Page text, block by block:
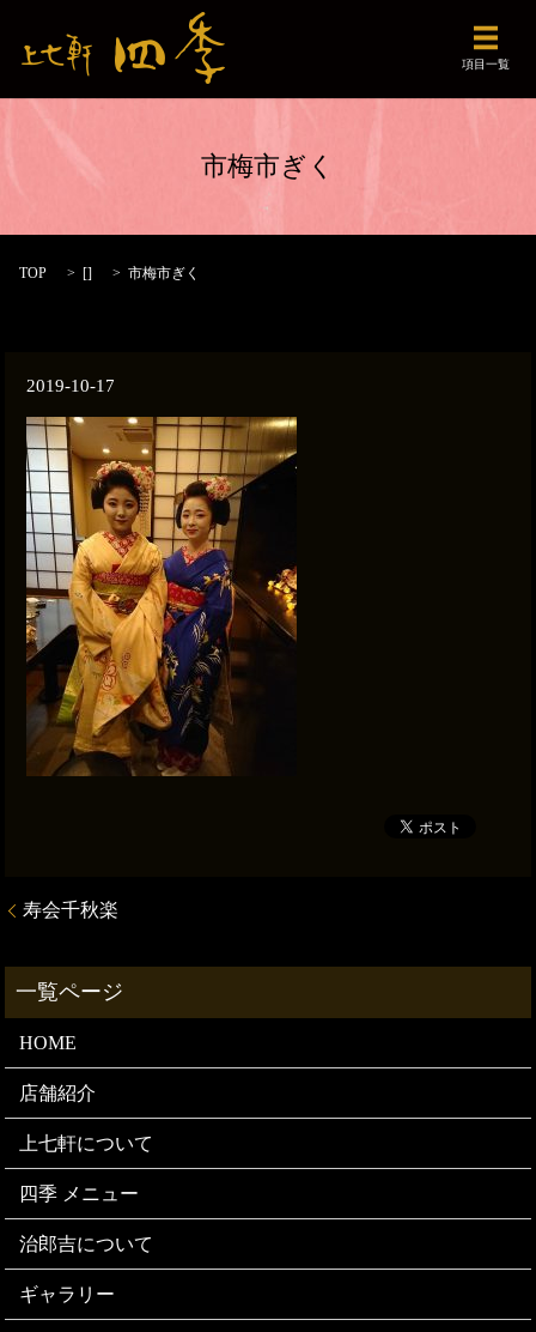
メニュ
項目一覧
市梅市ぎく
TOP [] 市梅市ぎく
2019-10-17
寿会千秋楽
HOME
店舗紹介
上七軒について
四季 メニュー
治郎吉について
ギャラリー